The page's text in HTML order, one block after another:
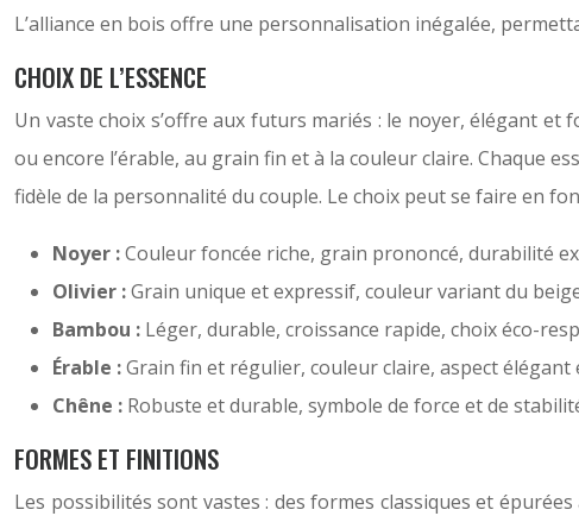
L’alliance en bois offre une personnalisation inégalée,
CHOIX DE L’ESSENCE
Un vaste choix s’offre aux futurs mariés : le noyer, élégant et
ou encore l’érable, au grain fin et à la couleur claire. Chaque
fidèle de la personnalité du couple. Le choix peut se faire en
Noyer :Couleur foncée riche, grain prononcé, durabilité
Olivier :Grain unique et expressif, couleur variant du
Bambou : Léger, durable, croissance rapide, choix éco-
Érable :Grain fin et régulier, couleur claire, aspect élégant
Chêne : Robuste et durable, symbole de force et de
FORMES ET FINITIONS
Les possibilités sont vastes : des formes classiques et